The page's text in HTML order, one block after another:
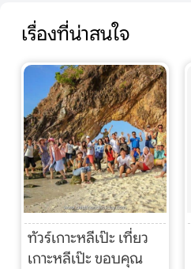
เรื่องที่น่าสนใจ
ทัวร์เกาะหลีเป๊ะ เที่ยว
เกาะหลีเป๊ะ ขอบคุณ